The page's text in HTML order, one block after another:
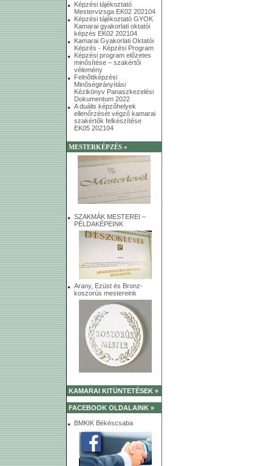
Képzési tájékoztató
Mestervizsga EK02 202104
Képzési tájékoztató GYOK
Kamarai gyakorlati oktatói
képzés EK02 202104
Kamarai Gyakorlati Oktatói
Képzés - Képzési Program
Képzési program előzetes
minősítése – szakértői
vélemény
Felnőttképzési
Minőségirányítási
Kézikönyv Panaszkezelési
Dokumentum 2022
A duális képzőhelyek
ellenőrzését végző kamarai
szakértők felkészítése
EK05 202104
MESTERKÉPZÉS »
SZAKMÁK MESTEREI –
PÉLDAKÉPEINK
Arany, Ezüst és Bronz-
koszorús mestereink
KAMARAI KITÜNTETÉSEK »
FACEBOOK OLDALAINK »
BMKIK Békéscsaba